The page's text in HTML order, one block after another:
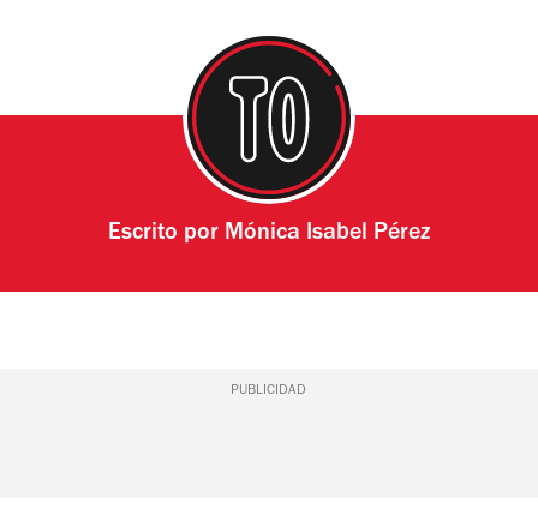
Escrito por Mónica Isabel Pérez
PUBLICIDAD